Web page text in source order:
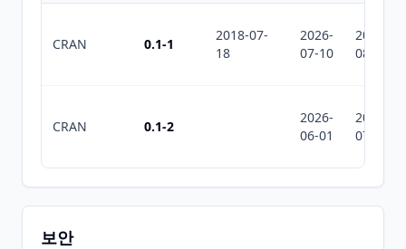
CRAN 0.1-1
2018-07-
18
2026-
07-10
2026-
08-05
CRAN 0.1-2
2026-
06-01
2026-
07-10
보안